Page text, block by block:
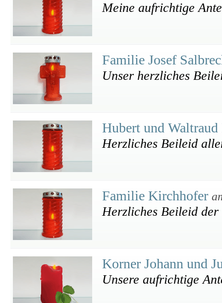
Meine aufrichtige
Familie Josef
Unser herzliches
Hubert und
Herzliches Beileid
Familie Kirchhofer
Herzliches Beileid
Korner Johann und
Unsere aufrichtige